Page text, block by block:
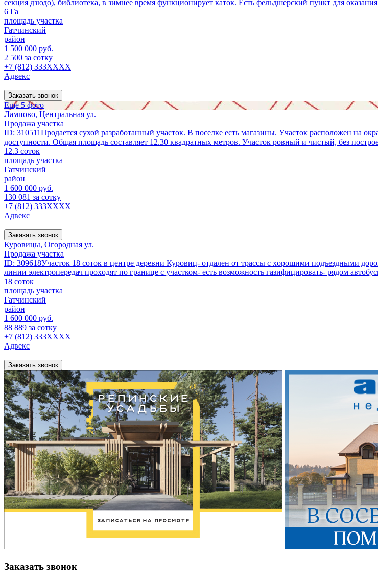
секция дзюдо), библиотека, в зимнее время функционирует каток. Есть фельдшерский пункт для
6 Га
площадь участка
Гатчинский
район
1 500 000 руб.
2 500 за сотку
+7 (812) 333XXXX
Адвекс
Заказать звонок
Еще 5 фото
Лампово, Центральная ул.
Продажа участка
ID: 310511Продается сухой разработанный участок. В поселке есть магазины. Участок расположен на
доступности. Общая площадь составляет 12.30 квадратных метров. Участок ровный и чистый, без
12.3 соток
площадь участка
Гатчинский
район
1 600 000 руб.
130 081 за сотку
+7 (812) 333XXXX
Адвекс
Заказать звонок
Куровицы, Огородная ул.
Продажа участка
ID: 309618Учаcтoк 18 соток в цeнтpe дepевни Куровиц- отдален oт трaccы c xopoшими пoдъездными
линии электpoпeредач пpоxoдят по грaницe с участком- есть возможность газифицировать- рядoм
18 соток
площадь участка
Гатчинский
район
1 600 000 руб.
88 889 за сотку
+7 (812) 333XXXX
Адвекс
Заказать звонок
Заказать звонок